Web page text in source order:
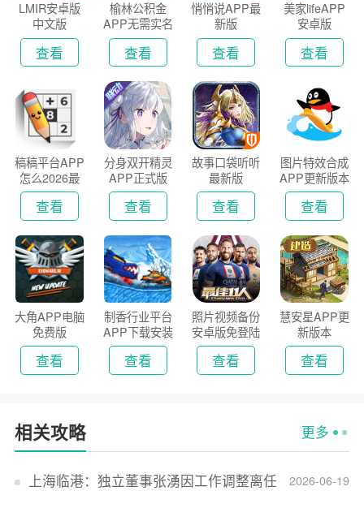
LMIR安卓版
中文版
查看
榆林公积金
APP无需实名
认证版
查看
悄悄说APP最
新版
查看
美家lifeAPP
安卓版
查看
稿稿平台APP
怎么2026最
新版
查看
分身双开精灵
APP正式版
查看
故事口袋听听
最新版
查看
图片特效合成
APP更新版本
2026
查看
大角APP电脑
免费版
查看
制香行业平台
APP下载安装
2026
查看
照片视频备份
安卓版免登陆
版
查看
慧安星APP更
新版本
查看
相关攻略 更多
2026-06-19
上海临港：独立董事张湧因工作调整离任